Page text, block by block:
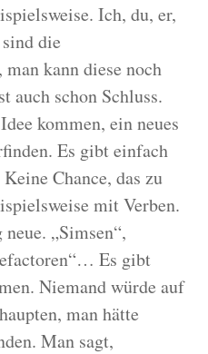
Ich, du, er,
die
kann diese noch
auch schon Schluss.
kommen, ein neues
Es gibt einfach
Chance, das zu
mit Verben.
„Simsen“,
Es gibt
Niemand würde auf
man hätte
Man sagt,